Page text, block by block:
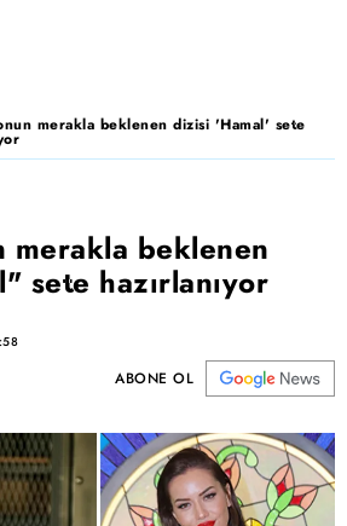
merakla beklenen dizisi 'Hamal' sete
merakla beklenen
sete hazırlanıyor
ABONE OL